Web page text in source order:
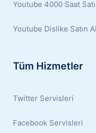
Youtube 4000 Saat
Youtube Dislike Satın Al
Tüm Hizmetler
Twitter Servisleri
Facebook Servisleri